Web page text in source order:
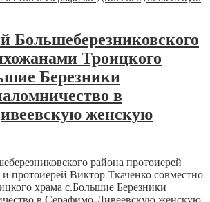
Большеберезниковского
Троицкого
Березники
в
женскую
района протоиерей
протоиерей Виктор Ткаченко совместно
храма с.Большие Березники
в Серафимо-Дивеевскую женскую